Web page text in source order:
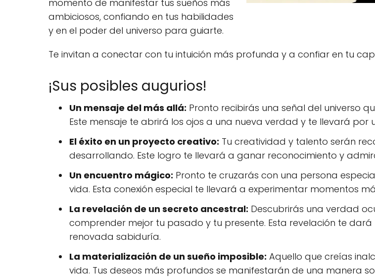
momento de manifestar tus sueños más
ambiciosos, confiando en tus habilidades
y en el poder del universo para guiarte.
Te invitan a conectar con tu intuición más profunda y a confiar en tu
¡Sus posibles augurios!
Un mensaje del más allá: Pronto recibirás una señal del universo
Este mensaje te abrirá los ojos a una nueva verdad y te llevará por
El éxito en un proyecto creativo: Tu creatividad y talento serán
desarrollando. Este logro te llevará a ganar reconocimiento y
Un encuentro mágico: Pronto te cruzarás con una persona
vida. Esta conexión especial te llevará a experimentar momentos
La revelación de un secreto ancestral: Descubrirás una verdad
comprender mejor tu pasado y tu presente. Esta revelación te
renovada sabiduría.
La materialización de un sueño imposible: Aquello que creías
vida. Tus deseos más profundos se manifestarán de una manera